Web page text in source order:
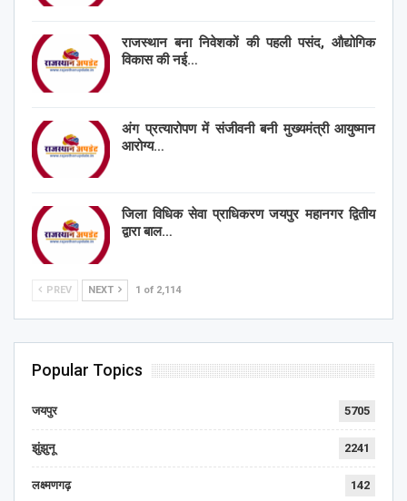
राजस्थान बना निवेशकों की पहली पसंद, औद्योगिक
विकास की नई…
अंग प्रत्यारोपण में संजीवनी बनी मुख्यमंत्री आयुष्मान
आरोग्य…
जिला विधिक सेवा प्राधिकरण जयपुर महानगर द्वितीय
द्वारा बाल…
PREV NEXT 1 of 2,114
Popular Topics
जयपुर 5705
झुंझुनू 2241
लक्ष्मणगढ़ 142